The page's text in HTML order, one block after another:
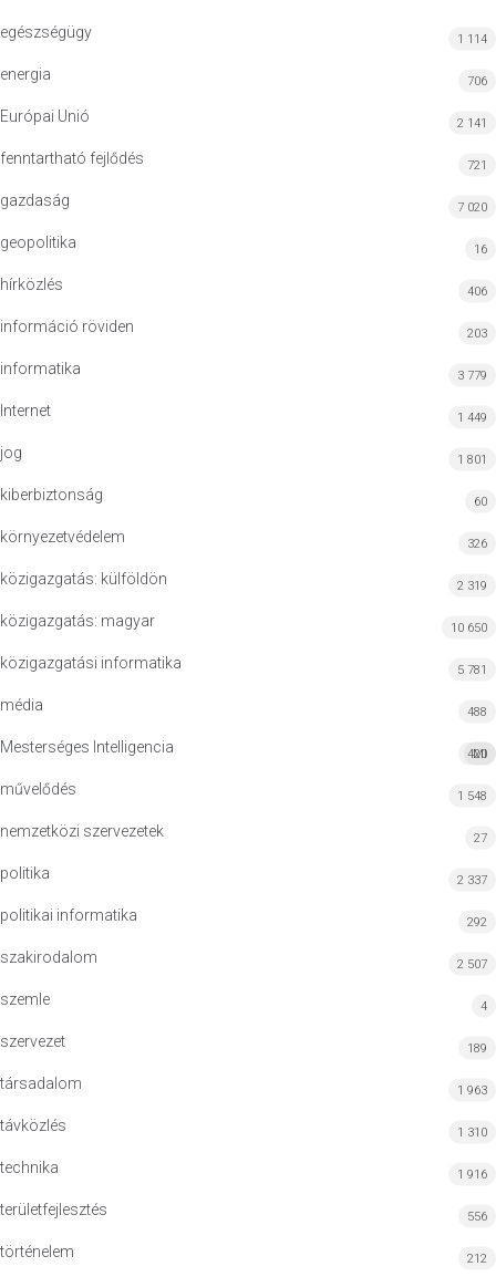
egészségügy 1 114
energia 706
Európai Unió 2 141
fenntartható fejlődés 721
gazdaság 7 020
geopolitika 16
hírközlés 406
információ röviden 203
informatika 3 779
Internet 1 449
jog 1 801
kiberbiztonság 60
környezetvédelem 326
közigazgatás: külföldön 2 319
közigazgatás: magyar 10 650
közigazgatási informatika 5 781
média 488
Mesterséges Intelligencia MI
420
művelődés 1 548
nemzetközi szervezetek 27
politika 2 337
politikai informatika 292
szakirodalom 2 507
szemle 4
szervezet 189
társadalom 1 963
távközlés 1 310
technika 1 916
területfejlesztés 556
történelem 212